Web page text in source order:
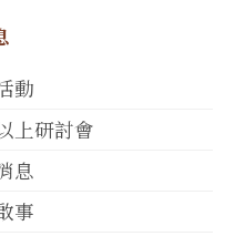
動
上研討會
息
事